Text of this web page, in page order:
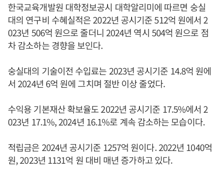
한국교육개발원 대학정보공시 대학알리미에 따르면 숭실
대의 연구비 수혜실적은 2022년 공시기준 512억 원에서 2
023년 506억 원으로 줄더니 2024년 역시 504억 원으로 점
차 감소하는 경향을 보인다.
숭실대의 기술이전 수입료는 2023년 공시기준 14.8억 원에
서 2024년 6억 원에 그치며 절반 이상 줄었다.
수익용 기본재산 확보율도 2022년 공시기준 17.5%에서 2
023년 17.1%, 2024년 16.1%로 계속 감소하는 모습이다.
적립금은 2024년 공시기준 1257억 원이다. 2022년 1040억
원, 2023년 1131억 원 대비 매년 증가하고 있다.